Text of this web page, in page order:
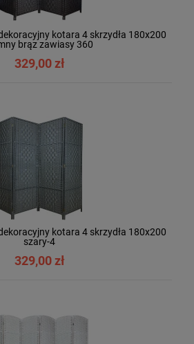
kotara 4 skrzydła 180x200
brąz zawiasy 360
329,00 zł
kotara 4 skrzydła 180x200
szary-4
329,00 zł